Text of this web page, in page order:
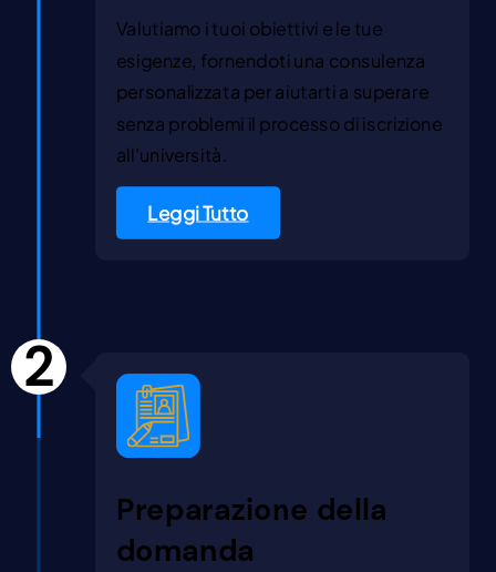
Valutiamo i tuoi obiettivi e le tue
esigenze, fornendoti una consulenza
personalizzata per aiutarti a superare
senza problemi il processo di iscrizione
all'università.
Leggi Tutto
Preparazione della
domanda
2